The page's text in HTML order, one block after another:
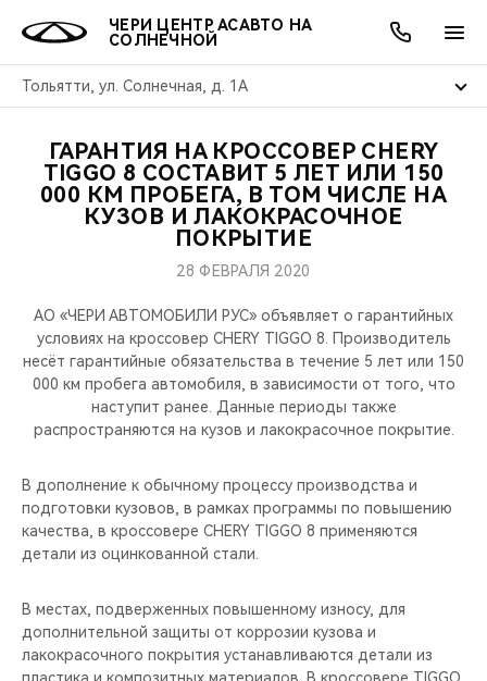
ЧЕРИ ЦЕНТР АСАВТО НА
СОЛНЕЧНОЙ
Тольятти, ул. Солнечная, д. 1А
МОДЕЛИ
ВСЕ МОДЕЛИ
СЕДАНЫ
НОВИНКИ
ПОКУПАТЕЛЯМ
ВЫБОР И ПОКУПКА
КРЕДИТ И СТРАХОВАНИЕ
ВЛАДЕЛЬЦАМ
ЗАПЧАСТИ И АКСЕССУАРЫ
ПОДДЕРЖКА
CHERY CONNECT
МИР CHERY
АКСЕССУАРЫ
CHERY В СОЦСЕТЯХ
ЛЮДИ CHERY
БЛАГОТВОРИТЕЛЬНОСТЬ
CHERY REMOTE
НАШИ МЕРОПРИЯТИЯ
ВИДЕООБЗОРЫ
АКЦИИ
ВЫГОДЫ И АКЦИИ
ОНЛАЙН СЕРВИСЫ
ВЫБОР И ПОКУПКА
О КОМПАНИИ
ГАРАНТИЯ НА КРОССОВЕР CHERY
TIGGO 8 СОСТАВИТ 5 ЛЕТ ИЛИ 150
000 КМ ПРОБЕГА, В ТОМ ЧИСЛЕ НА
КУЗОВ И ЛАКОКРАСОЧНОЕ
ПОКРЫТИЕ
28 ФЕВРАЛЯ 2020
АО «ЧЕРИ АВТОМОБИЛИ РУС» объявляет о гарантийных
условиях на кроссовер CHERY TIGGO 8. Производитель
несёт гарантийные обязательства в течение 5 лет или 150
000 км пробега автомобиля, в зависимости от того, что
наступит ранее. Данные периоды также
распространяются на кузов и лакокрасочное покрытие.
В дополнение к обычному процессу производства и
подготовки кузовов, в рамках программы по повышению
качества, в кроссовере CHERY TIGGO 8 применяются
детали из оцинкованной стали.
В местах, подверженных повышенному износу, для
дополнительной защиты от коррозии кузова и
лакокрасочного покрытия устанавливаются детали из